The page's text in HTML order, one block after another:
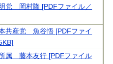
党 岡村隆 [PDFファイル／
共産党 魚谷悟 [PDFファイ
属 藤本友行 [PDFファイル